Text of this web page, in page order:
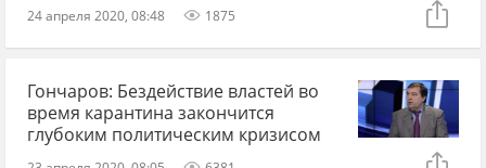
24 апреля 2020, 08:48 1875
Гончаров: Бездействие властей во
время карантина закончится
глубоким политическим кризисом